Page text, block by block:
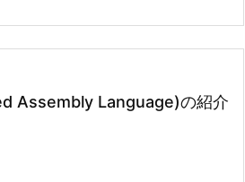
Assembly Language)の紹介